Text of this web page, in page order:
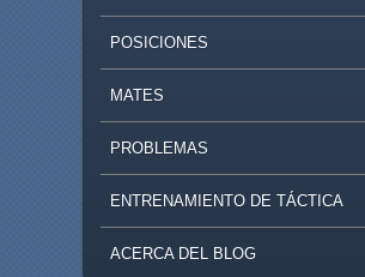
POSICIONES
MATES
PROBLEMAS
ENTRENAMIENTO DE TÁCTICA
ACERCA DEL BLOG